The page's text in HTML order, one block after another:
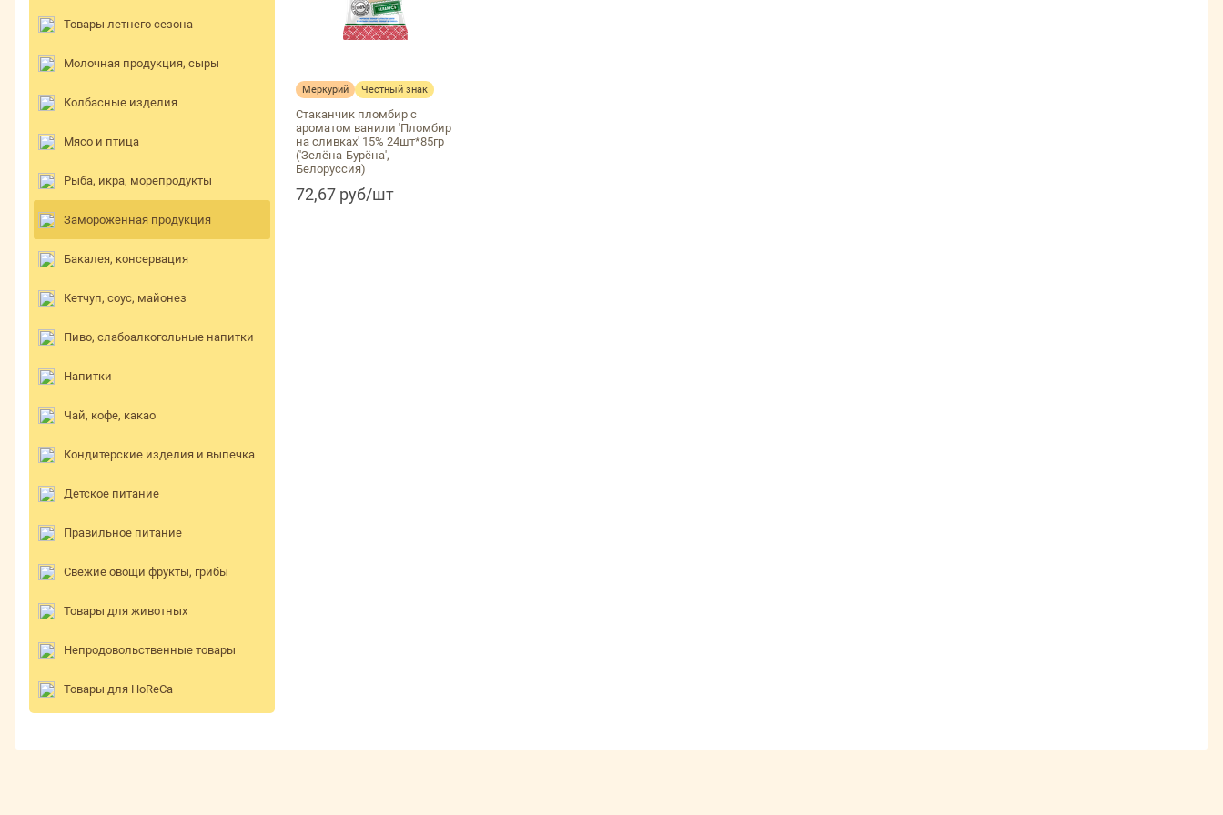
Товары летнего сезона
Молочная продукция, сыры
Колбасные изделия
Мясо и птица
Рыба, икра, морепродукты
Замороженная продукция
Бакалея, консервация
Кетчуп, соус, майонез
Пиво, слабоалкогольные напитки
Напитки
Чай, кофе, какао
Кондитерские изделия и выпечка
Детское питание
Правильное питание
Свежие овощи фрукты, грибы
Товары для животных
Непродовольственные товары
Товары для HoReCa
Меркурий Честный знак
Стаканчик пломбир с
ароматом ванили 'Пломбир
на сливках' 15% 24шт*85гр
('Зелёна-Бурёна',
Белоруссия)
72,67 руб/шт